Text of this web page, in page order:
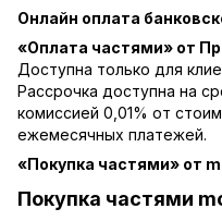
Онлайн оплата
«Оплата частями» от
Доступна только для
Рассрочка доступна на
комиссией 0,01% от
ежемесячных платежей.
«Покупка частями» от
Покупка частями